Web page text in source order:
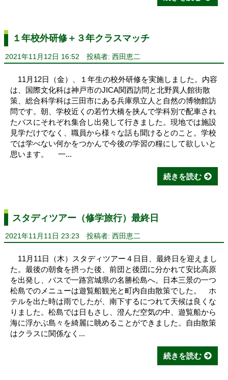
１年校外研修＋３年クラスマッチ
2021年11月12日 16:52 投稿者: 西田恵二
11月12日（金）、１年生の校外研修を実施しました。内容
は、国際文化科は神戸市のJICA関西訪問と北野異人館街散
策、総合科学科は三田市にある兵庫県立人と自然の博物館訪
問です。朝、学校近くの若竹大橋を挟んで学科別で配車され
たバスにそれぞれ集合し出発して行きました。現地では施設
見学だけでなく、職員から様々な話も聞けるとのこと。学校
では学べない何かをつかんで今後の学習の糧にして欲しいと
思います。 一...
続きを読む
スタディツアー（修学旅行）最終日
2021年11月11日 23:23 投稿者: 西田恵二
11月11日（木）スタディツアー４日目、最終日を迎えまし
た。最後の朝食を摂った後、前団と後団に分かれて安比高原
を出発し、バスで一路宮城県の名勝松島へ。日本三景の一つ
松島でのメニューは遊覧船観光と町内自由散策でした。 ホ
テルを出た時は雨でしたが、南下するにつれて天候は良くな
りました。松島では日もさし、澄んだ空気の中、遊覧船から
海に浮かぶ島々を綺麗に眺めることができました。自由散策
はクラスに関係なく...
続きを読む